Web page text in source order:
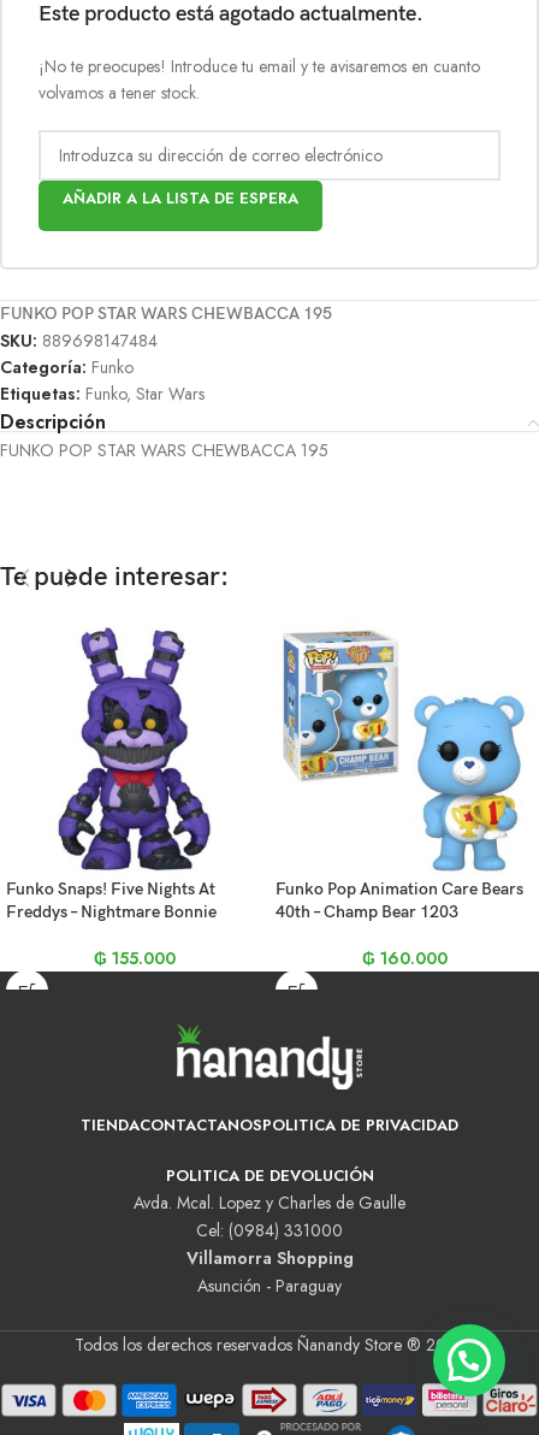
Este producto está agotado actualmente.
¡No te preocupes! Introduce tu email y te avisaremos en cuanto
volvamos a tener stock.
AÑADIR A LA LISTA DE ESPERA
FUNKO POP STAR WARS CHEWBACCA 195
SKU: 889698147484
Categoría: Funko
Etiquetas: Funko, Star Wars
Descripción
FUNKO POP STAR WARS CHEWBACCA 195
Te puede interesar:
Funko Snaps! Five Nights At
Freddys – Nightmare Bonnie
₲ 155.000
Funko Pop Animation Care Bears
40th – Champ Bear 1203
₲ 160.000
TIENDACONTACTANOSPOLITICA DE PRIVACIDAD
POLITICA DE DEVOLUCIÓN
Avda. Mcal. Lopez y Charles de Gaulle
Cel: (0984) 331000
Villamorra Shopping
Asunción - Paraguay
Todos los derechos reservados Ñanandy Store ® 2025